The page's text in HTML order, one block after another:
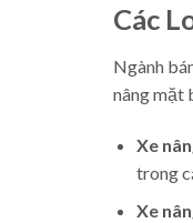
Các
Ngành
nâng mặt
Xe
trong
Xe